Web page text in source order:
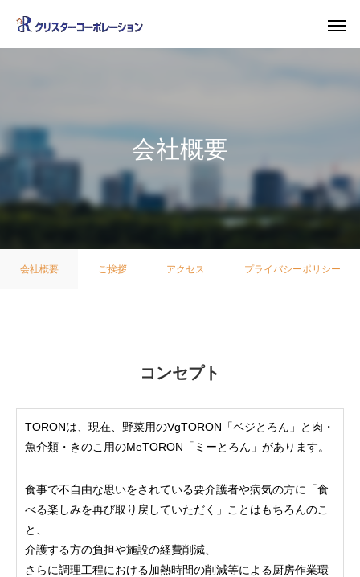
会社概要
会社概要 ご挨拶 アクセス プライバシーポリシー
コンセプト
TORONは、現在、野菜用のVgTORON「ベジとろん」と肉・
魚介類・きのこ用のMeTORON「ミーとろん」があります。
食事で不自由な思いをされている要介護者や病気の方に「食
べる楽しみを再び取り戻していただく」ことはもちろんのこ
と、
介護する方の負担や施設の経費削減、
さらに調理工程における加熱時間の削減等による厨房作業環